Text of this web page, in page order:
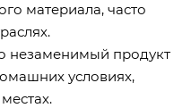
материала, часто
незаменимый продукт
условиях,